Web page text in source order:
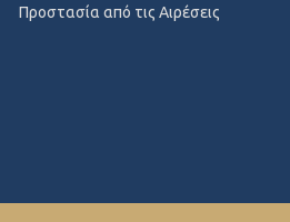
Προστασία από τις Αιρέσεις